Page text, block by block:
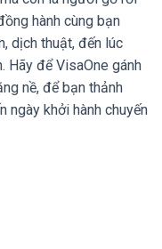
hành cùng bạn
dịch thuật, đến lúc
Hãy để VisaOne gánh
nề, để bạn thảnh
ngày khởi hành chuyến